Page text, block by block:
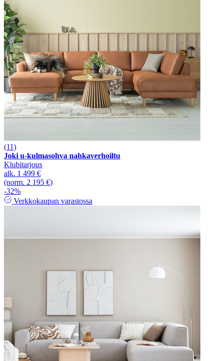
(11)
Joki u-kulmasohva nahkaverhoiltu
Klubitarjous
alk. 1 499 €
(norm. 2 195 €)
-32%
Verkkokaupan varastossa